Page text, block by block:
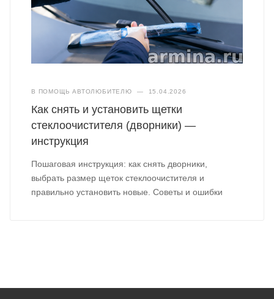
В ПОМОЩЬ АВТОЛЮБИТЕЛЮ — 15.04.2026
Как снять и установить щетки
стеклоочистителя (дворники) —
инструкция
Пошаговая инструкция: как снять дворники,
выбрать размер щеток стеклоочистителя и
правильно установить новые. Советы и ошибки